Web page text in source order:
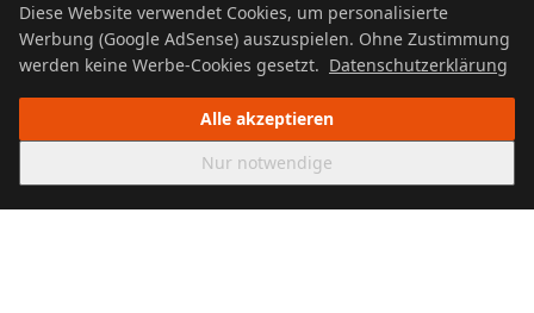
© 2026 UTBOERG TV
DatenschutzImpressumCookie Policy
Diese Website verwendet Cookies, um personalisierte
Werbung (Google AdSense) auszuspielen. Ohne Zustimmung
werden keine Werbe-Cookies gesetzt. Datenschutzerklärung
Alle akzeptieren
Nur notwendige